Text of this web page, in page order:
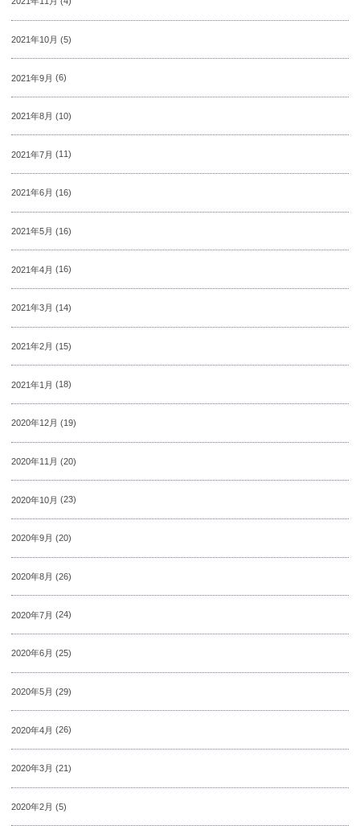
2021年10月 (5)
2021年9月 (6)
2021年8月 (10)
2021年7月 (11)
2021年6月 (16)
2021年5月 (16)
2021年4月 (16)
2021年3月 (14)
2021年2月 (15)
2021年1月 (18)
2020年12月 (19)
2020年11月 (20)
2020年10月 (23)
2020年9月 (20)
2020年8月 (26)
2020年7月 (24)
2020年6月 (25)
2020年5月 (29)
2020年4月 (26)
2020年3月 (21)
2020年2月 (5)